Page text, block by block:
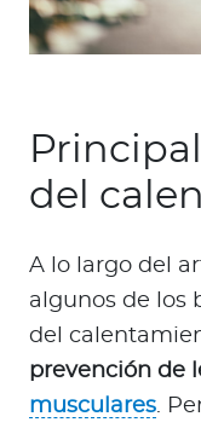
del
A lo largo del
algunos de los
del
prevención de
musculares.